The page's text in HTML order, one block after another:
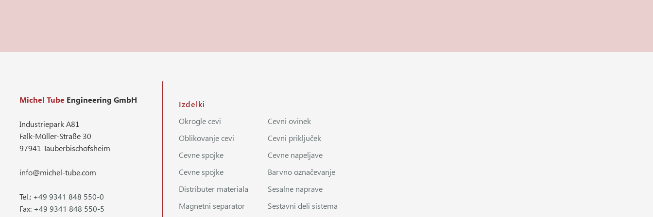
Michel Tube Engineering GmbH
Industriepark A81
Falk-Müller-Straße 30
97941 Tauberbischofsheim
info@michel-tube.com
Tel.: +49 9341 848 550-0
Fax: +49 9341 848 550-5
Izdelki
Okrogle cevi
Cevni ovinek
Oblikovanje cevi
Cevni priključek
Cevne spojke
Cevne napeljave
Cevne spojke
Barvno označevanje
Distributer materiala
Sesalne naprave
Magnetni separator
Sestavni deli sistema